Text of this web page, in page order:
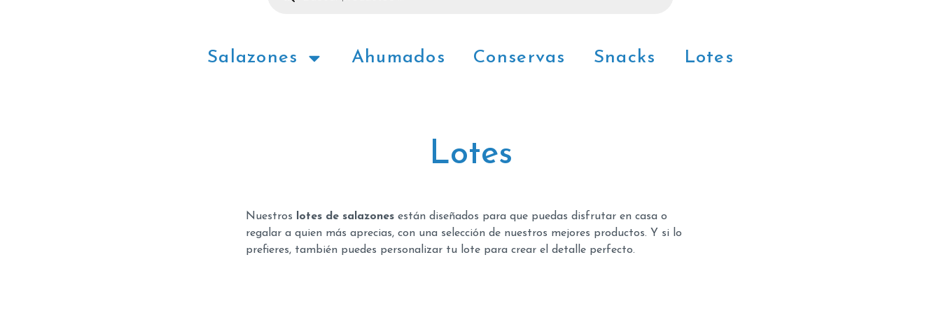
Salazones Ahumados Conservas Snacks Lotes
Lotes
Nuestros lotes de salazones están diseñados para que puedas disfrutar en casa o
regalar a quien más aprecias, con una selección de nuestros mejores productos. Y si lo
prefieres, también puedes personalizar tu lote para crear el detalle perfecto.